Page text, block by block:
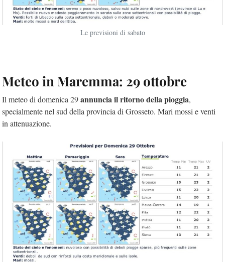
Le previsioni di sabato
Meteo in Maremma: 29 ottobre
Il meteo di domenica 29annuncia il ritorno della pioggia,
specialmente nel sud della provincia di Grosseto. Mari mossi e venti
in attenuazione.